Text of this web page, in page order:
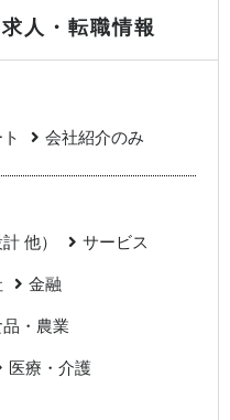
人・転職情報
会社紹介のみ
他）
サービス
金融
・農業
医療・介護